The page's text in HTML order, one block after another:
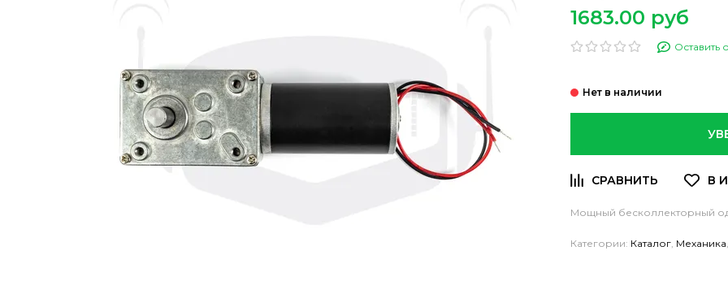
1683.00 руб
Оставить
Мощный бесколлекторный
Категории: Каталог Механика